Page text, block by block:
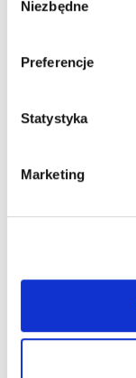
zgody
Niezbędne
Preferencje
Statystyka
Marketing
54528